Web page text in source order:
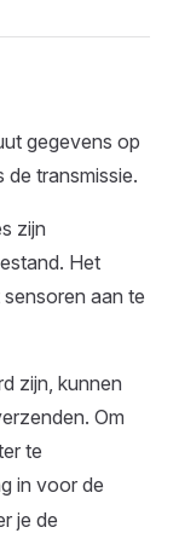
gegevens op
de transmissie.
zijn
Het
aan te
zijn, kunnen
Om
te
in voor de
je de